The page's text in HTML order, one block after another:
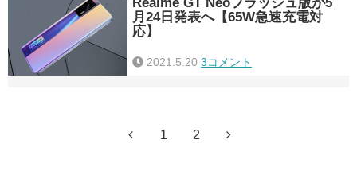
Realme GT Neoフラッシュ版が5
月24日発表へ【65W急速充電対
応】
2021.5.20 3コメント
1 2